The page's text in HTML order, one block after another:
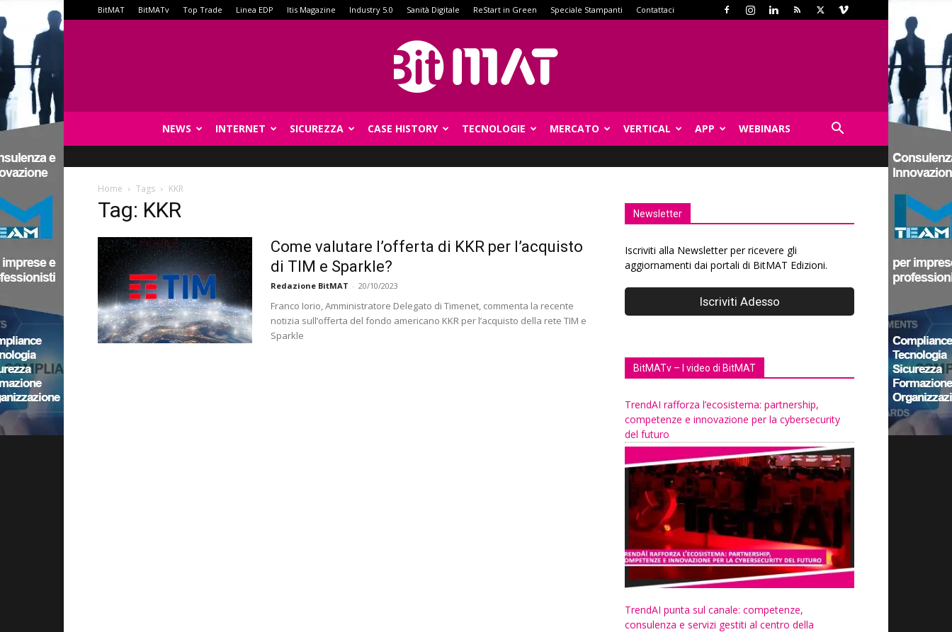
BitMAT BitMATv Top Trade Linea EDP Itis Magazine Industry 5.0 Sanità Digitale ReStart in Green Speciale Stampanti Contattaci
NEWS INTERNET SICUREZZA CASE HISTORY TECNOLOGIE MERCATO VERTICAL APP WEBINARS
Home Tags KKR
Tag: KKR
Come valutare l’offerta di KKR per l’acquisto
di TIM e Sparkle?
Redazione BitMAT - 20/10/2023
Franco Iorio, Amministratore Delegato di Timenet, commenta la recente
notizia sull’offerta del fondo americano KKR per l’acquisto della rete TIM e
Sparkle
Newsletter
Iscriviti alla Newsletter per ricevere gli
aggiornamenti dai portali di BitMAT Edizioni.
BitMATv – I video di BitMAT
TrendAI rafforza l’ecosistema: partnership,
competenze e innovazione per la cybersecurity
del futuro
TrendAI punta sul canale: competenze,
consulenza e servizi gestiti al centro della